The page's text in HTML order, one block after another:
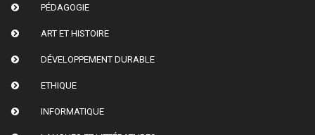
PÉDAGOGIE
ART ET HISTOIRE
DÉVELOPPEMENT DURABLE
ETHIQUE
INFORMATIQUE